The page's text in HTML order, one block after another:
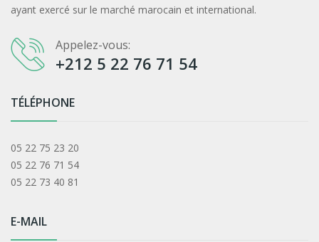
ayant exercé sur le marché marocain et international.
Appelez-vous:
+212 5 22 76 71 54
TÉLÉPHONE
05 22 75 23 20
05 22 76 71 54
05 22 73 40 81
E-MAIL